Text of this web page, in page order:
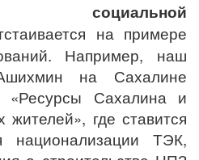
на примере
Например, наш
на Сахалине
«Ресурсы Сахалина и
где ставится
национализации ТЭК,